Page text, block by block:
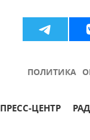
ПОЛИТИКА
ПРЕСС-ЦЕНТР